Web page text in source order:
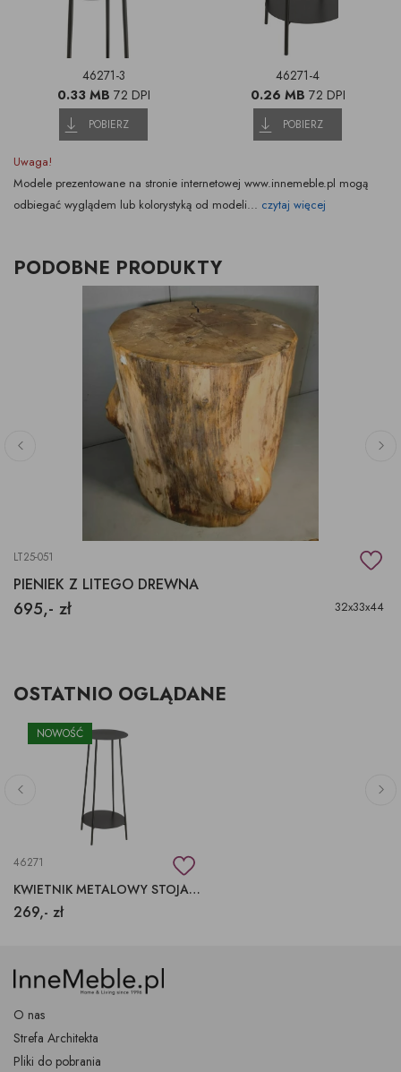
46271-3
0.33 MB 72 DPI
POBIERZ
46271-4
0.26 MB 72 DPI
POBIERZ
Uwaga!
Modele prezentowane na stronie internetowej www.innemeble.pl mogą
odbiegać wyglądem lub kolorystyką od modeli... czytaj więcej
PODOBNE PRODUKTY
LT25-051
PIENIEK Z LITEGO DREWNA
695,- zł 32x33x44
OSTATNIO OGLĄDANE
NOWOŚĆ
46271
KWIETNIK METALOWY STOJAK NA KWIATY
269,- zł
O nas
Strefa Architekta
Pliki do pobrania